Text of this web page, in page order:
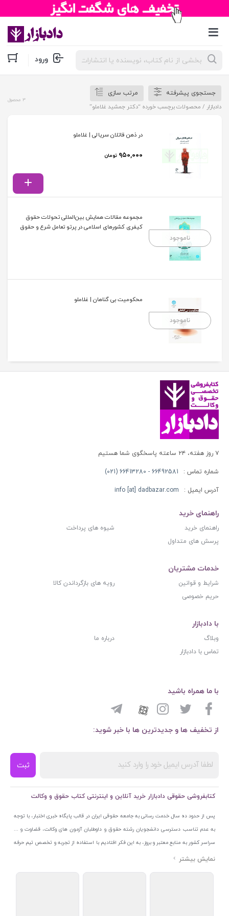
جستجوی
محصولات ورود
جستجوی پیشرفته
مرتب سازی
دادبازار / محصولات برچسب خورده “دکتر جمشید غلاملو”
3 محصول
در ذهن قاتلان سریالی | غلاملو
۹۵۰,۰۰۰ تومان
ناموجود
مجموعه مقالات همایش بین‌المللی تحولات حقوق
کیفری کشورهای اسلامی در پرتو تعامل شرع و حقوق
ناموجود
محکومیت بی گناهان | غلاملو
۷ روز هفته، ۲۴ ساعته پاسخگوی شما هستیم
شماره تماس : 66492581 - 66413280 (021)
آدرس ایمیل : info [at] dadbazar.com
راهنمای خرید
راهنمای خرید
شیوه های پرداخت
پرسش های متداول
خدمات مشتریان
شرایط و قوانین
رویه های بازگرداندن کالا
حریم خصوصی
با دادبازار
وبلاگ
درباره ما
تماس با دادبازار
از تخفیف ها و جدیدترین ها با خبر شوید:
ثبت
با ما همراه باشید
کتابفروشی حقوقی دادبازار خرید آنلاین و اینترنتی کتاب حقوق و وکالت
پس از حدود ده سال خدمت رسانی به جامعه حقوقی ایران در قالب پایگاه خبری اختبار، با توجه
به عدم تناسب دسترسی دانشجویان رشته حقوق و داوطلبان آزمون های وکالت، قضاوت و ...
سراسر کشور به منابع معتبر و بروز، به این فکر افتادیم با استفاده از تجربه و تخصص تیم حرفه
ای اختبار خدمتی جدید به جامعه حقوقی ایران ارائه کنیم. به این منظور با راه اندازی و تجهیز